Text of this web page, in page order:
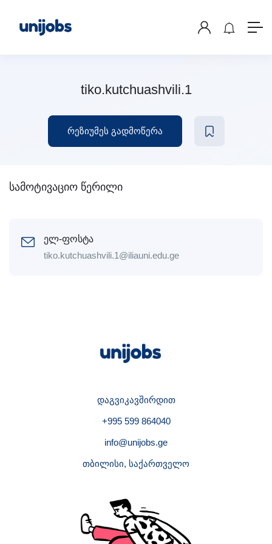
tiko.kutchuashvili.1
რეზიუმეს გადმოწერა
სამოტივაციო წერილი
ელ-ფოსტა
tiko.kutchuashvili.1@iliauni.edu.ge
დაგვიკავშირდით
+995 599 864040
info@unijobs.ge
თბილისი, საქართველო